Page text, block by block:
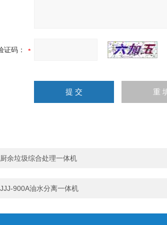
证码：
厨余垃圾综合处理一体机
JJJ-900A油水分离一体机